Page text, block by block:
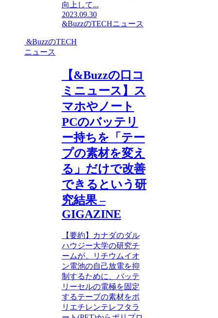
向上して...
2023.09.30
&BuzzのTECHニュース
&BuzzのTECH
ニュース
【&Buzzの口コ
ミニュース】ス
マホやノート
PCのバッテリ
ー持ちを「テー
プの素材を変え
る」だけで改善
できるという研
究結果 –
GIGAZINE
【要約】カナダのダル
ハウジー大学の研究チ
ームが、リチウムイオ
ン電池の自己放電を抑
制するために、バッテ
リーセルの電極を固定
するテープの素材をポ
リエチレンテレフタラ